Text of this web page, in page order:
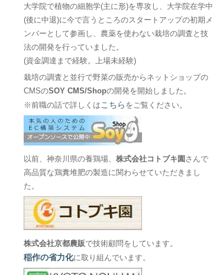
大学院で植物の細胞学(主に形)を専攻し、大学院在学中
(後に中退)に今で言うところのスタートアップの初期メ
ンバーとして参画し、農薬を使わない栽培の調査と技
法の開発を行っていました。
(資金調達まで経験。上場未経験)
栽培の調査と並行で野菜の販売からネットショップの
CMSのSOY CMS/Shopの開発を開始しました。
※前職の話で詳しくは こちら をご覧ください。
以前、神奈川県の養鶏場、株式会社コトブキ園 さんで
高品質な鶏糞堆肥の製造に関わらせていただきまし
た。
株式会社京都農販で技術顧問をしています。
稲作の省力化に取り組んでいます。